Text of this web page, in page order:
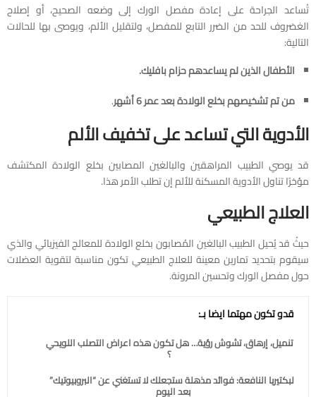
تُساعد الجراحة على إعادة مفصل الورك إلى وضعه الصحيح، أو إصلاح
الغضروف للحد من الضرر التابع للمفصل، ولتقليل الألم، ويوصى بها للحالات
التالية:
الأطفال الذين لم يساعدهم حزام بافليك.
من تم تشخيصهم بخلع الولادة بعد عمر 6 أشهر
.
الأدوية التي تساعد على تخفيف الألم
قد يوصي الطبيب المراهقين والبالغين المصابين بخلع الولادة المكتشف
مؤخرًا تناول الأدوية المسكنة للألم إن تطلب الأمر هذا.
العلاج الطبيعي
حيثُ قد يُحيل الطبيب البالغين المُصابون بخلع الولادة للمعالج الفيزيائي والذي
سيقوم بتحديد تمارين معينة للعلاج الطبيعي تكون مناسبة لتقوية العضلات
حول مفصل الورك وتحسين المرونة.
قدو تكون مهتما ايضا بـ:
تنميل، إرهاق، تشوش رؤية… هل تكون هذه اعراض التصلب اللويحي
؟
البكتيريا النافعة: فوائد مذهلة ستجعلك لا تستغني عن “البروبيوتيك”
بعد اليوم